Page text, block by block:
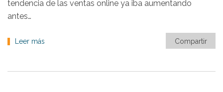
tendencia de las ventas online ya iba aumentando
antes…
Leer más Compartir